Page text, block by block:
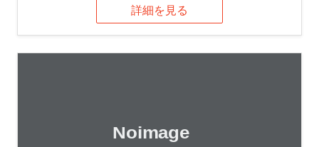
詳細を見る